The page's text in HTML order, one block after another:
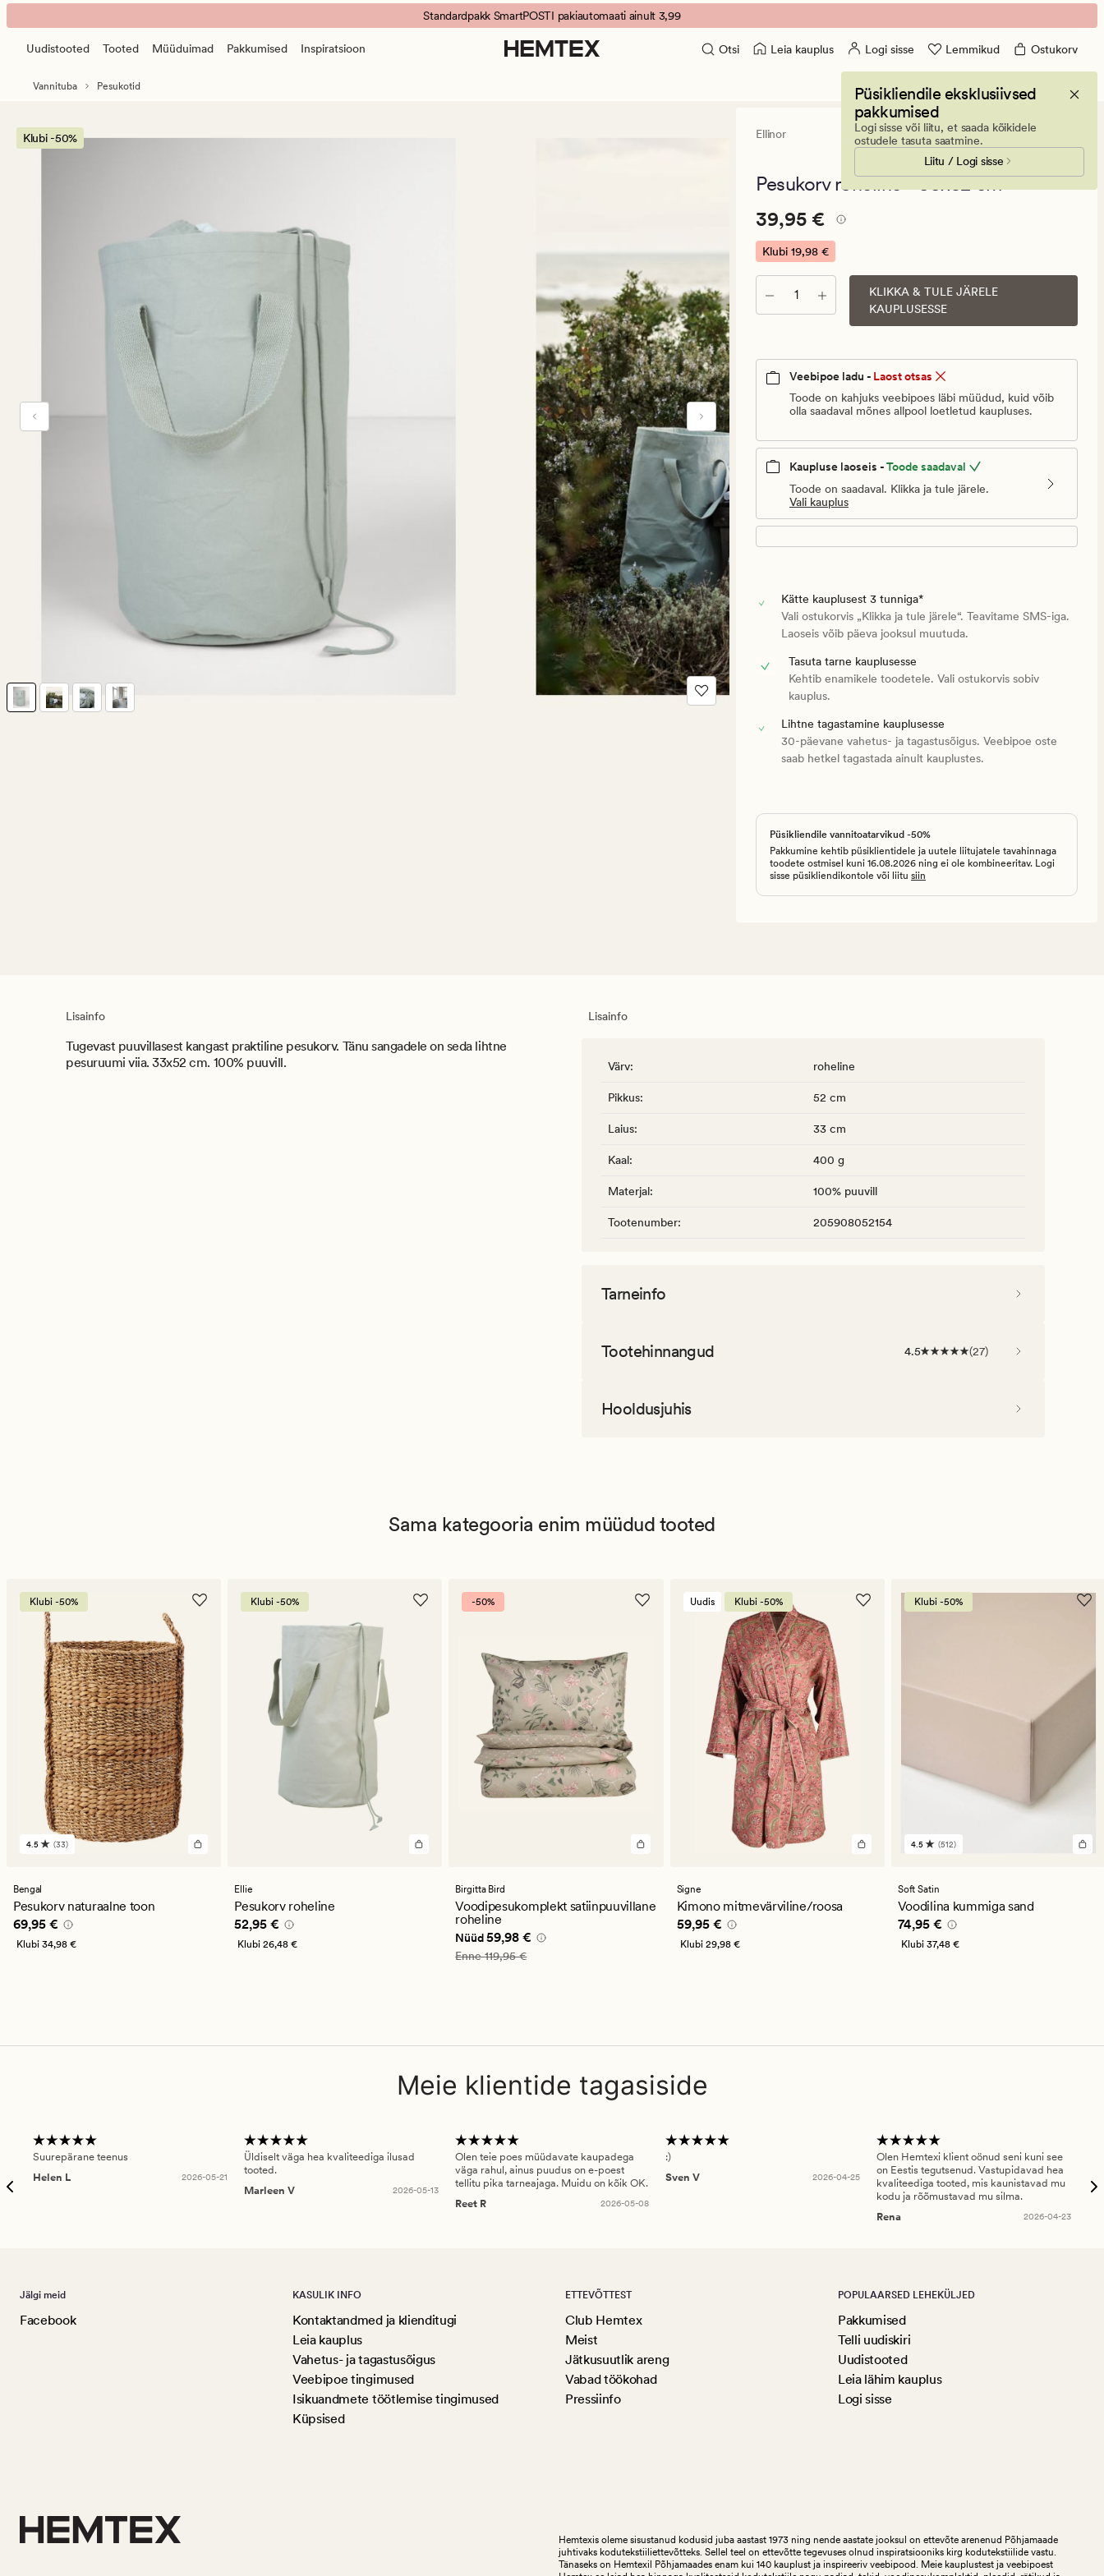
Ellinor
pesukorv
roheline
banner.
Press
Standardpakk SmartPOSTI pakiautomaati ainult 3,99
Uudistooted Tooted Müüduimad Pakkumised Inspiratsioon Otsi Leia kauplus Logi sisse Lemmikud Ostukorv
Püsikliendile eksklusiivsed
pakkumised
Logi sisse või liitu, et saada kõikidele
ostudele tasuta saatmine.
Liitu / Logi sisse
Vannituba Pesukotid
Klubi -50% Ellinor
arvustust
hinnanguga
4.5
4.5
Pesukorv roheline - 33x52 cm
Pris_ee
39,95
€.
Klubi
19,98
€
Pris_ee 39,95 €
39,95 €
Klubi 19,98 €
Kogus
KLIKKA & TULE JÄRELE
KAUPLUSESSE
Veebipoe ladu - Laost otsas
Toode on kahjuks veebipoes läbi müüdud, kuid võib
olla saadaval mõnes allpool loetletud kaupluses.
Kaupluse laoseis -Toode saadaval
Toode on saadaval. Klikka ja tule järele.
Vali kauplus
Kätte kauplusest 3 tunniga*
Vali ostukorvis „Klikka ja tule järele“. Teavitame SMS-iga.
Laoseis võib päeva jooksul muutuda.
Tasuta tarne kauplusesse
Kehtib enamikele toodetele. Vali ostukorvis sobiv
kauplus.
Lihtne tagastamine kauplusesse
30-päevane vahetus- ja tagastusõigus. Veebipoe oste
saab hetkel tagastada ainult kauplustes.
Püsikliendile vannitoatarvikud -50%
Pakkumine kehtib püsiklientidele ja uutele liitujatele tavahinnaga
toodete ostmisel kuni 16.08.2026 ning ei ole kombineeritav. Logi
sisse püsikliendikontole või liitu siin
Lisainfo
Tugevast puuvillasest kangast praktiline pesukorv. Tänu sangadele on seda lihtne
pesuruumi viia. 33x52 cm. 100% puuvill.
Lisainfo
Värv: roheline
Pikkus: 52 cm
Laius: 33 cm
Kaal: 400 g
Materjal: 100% puuvill
Tootenumber: 205908052154
Tarneinfo
Tootehinnangud 4.5 (27)
Hooldusjuhis
Sama kategooria enim müüdud tooted
Klubi -50%
33
hinnanguga
4.5
4.5 (33)
Bengal
Pesukorv naturaalne toon
Pris_ee 69,95 €
69,95 €
Klubi 34,98 €
Klubi -50%
Ellie
Pesukorv roheline
Pris_ee 52,95 €
52,95 €
Klubi26,48 €
-50%
Birgitta Bird
Voodipesukomplekt satiinpuuvillane
roheline
Nåværende pris_ee
Nüüd 59,98 €
Vanlig pris_ee
Enne119,95 €
Uudis Klubi -50%
Signe
Kimono mitmevärviline/roosa
Pris_ee 59,95 €
59,95 €
Klubi 29,98 €
Klubi -50%
512
hinnanguga
4.5
4.5 (512)
Soft Satin
Voodilina kummiga sand
Pris_ee 74,95 €
74,95 €
Klubi 37,48 €
Meie klientide tagasiside
Suurepärane teenus
Helen L
2026-05-21
Üldiselt väga hea kvaliteediga ilusad
tooted.
Marleen V
2026-05-13
Olen teie poes müüdavate kaupadega
väga rahul, ainus puudus on e-poest
tellitu pika tarneajaga. Muidu on kõik OK.
Reet R
2026-05-08
:)
Sven V
2026-04-25
Olen Hemtexi klient oönud seni kuni see
on Eestis tegutsenud. Vastupidavad hea
kvaliteediga tooted, mis kaunistavad mu
kodu ja rõõmustavad mu silma.
Rena
2026-04-23
Jälgi meid
Facebook
KASULIK INFO
Kontaktandmed ja klienditugi
Leia kauplus
Vahetus- ja tagastusõigus
Veebipoe tingimused
Isikuandmete töötlemise tingimused
Küpsised
ETTEVÕTTEST
Club Hemtex
Meist
Jätkusuutlik areng
Vabad töökohad
Pressiinfo
POPULAARSED LEHEKÜLJED
Pakkumised
Telli uudiskiri
Uudistooted
Leia lähim kauplus
Logi sisse
Hemtexis oleme sisustanud kodusid juba aastast 1973 ning nende aastate jooksul on ettevõte arenenud Põhjamaade
juhtivaks kodutekstiiliettevõtteks. Sellel teel on ettevõtte tegevuses olnud inspiratsiooniks kirg kodutekstiilide vastu.
Tänaseks on Hemtexil Põhjamaades enam kui 140 kauplust ja inspireeriv veebipood. Meie kauplustest ja veebipoest